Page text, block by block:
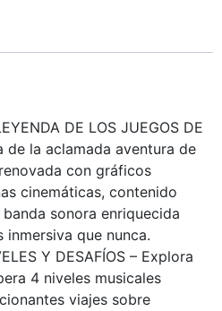
DE LOS JUEGOS DE
de la aclamada aventura de
con gráficos
cinemáticas, contenido
sonora enriquecida
inmersiva que nunca.
Y DESAFÍOS – Explora
4 niveles musicales
viajes sobre